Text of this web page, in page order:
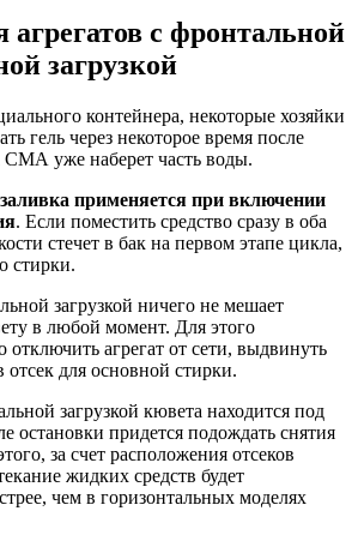
агрегатов с фронтальной
загрузкой
контейнера, некоторые хозяйки
гель через некоторое время после
СМА уже наберет часть воды.
применяется при включении
. Если поместить средство сразу в оба
стечет в бак на первом этапе цикла,
стирки.
загрузкой ничего не мешает
в любой момент. Для этого
отключить агрегат от сети, выдвинуть
отсек для основной стирки.
загрузкой кювета находится под
остановки придется подождать снятия
за счет расположения отсеков
жидких средств будет
чем в горизонтальных моделях